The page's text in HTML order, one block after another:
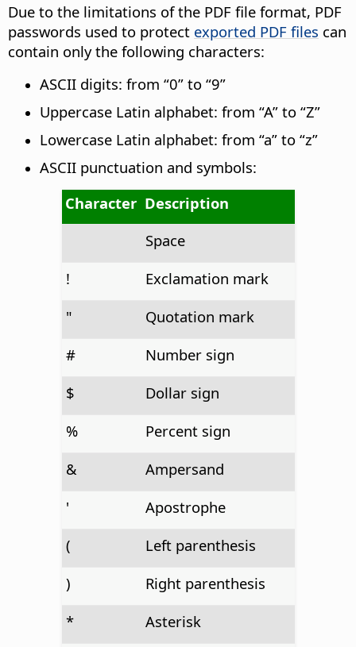
Due to the limitations of the PDF file format, PDF
passwords used to protect exported PDF files can
contain only the following characters:
ASCII digits: from “0” to “9”
Uppercase Latin alphabet: from “A” to “Z”
Lowercase Latin alphabet: from “a” to “z”
ASCII punctuation and symbols:
Character Description
Space
!
Exclamation mark
"
Quotation mark
#
Number sign
$
Dollar sign
%
Percent sign
&
Ampersand
'
Apostrophe
(
Left parenthesis
)
Right parenthesis
*
Asterisk